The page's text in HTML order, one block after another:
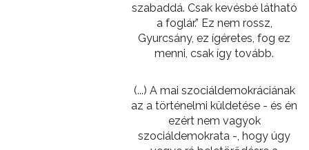
szabaddá. Csak kevésbé látható
a foglár.” Ez nem rossz,
Gyurcsány, ez ígéretes, fog ez
menni, csak így tovább.
(...) A mai szociáldemokráciának
az a történelmi küldetése - és én
ezért nem vagyok
szociáldemokrata -, hogy úgy